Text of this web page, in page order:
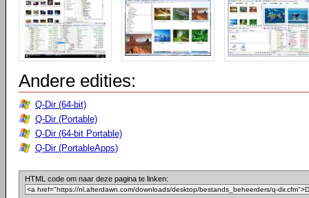
Andere edities:
Q-Dir (64-bit)
Q-Dir (Portable)
Q-Dir (64-bit Portable)
Q-Dir (PortableApps)
HTML code om naar deze pagina te linken: